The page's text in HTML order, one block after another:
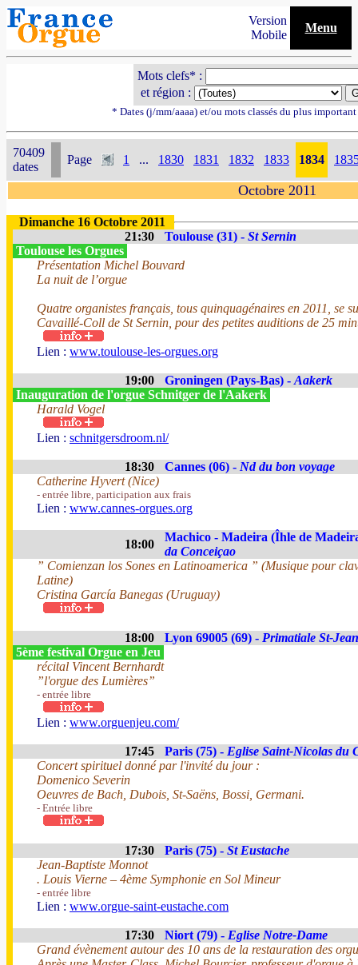
Version
Mobile
Menu
Mots clefs* :
et région :
* Dates (j/mm/aaaa) et/ou mots classés du plus
70409
dates
Page 1 ... 1830 1831 1832 1833 1834
Octobre 2011
Dimanche 16 Octobre 2011
21:30
Toulouse (31) - St Sernin
Toulouse les Orgues
Présentation Michel Bouvard
La nuit de l’orgue
Quatre organistes français, tous quinquagénaires en 2011, se
Cavaillé-Coll de St Sernin, pour des petites auditions de 25
Lien : www.toulouse-les-orgues.org
19:00 Groningen (Pays-Bas) - Aakerk
Inauguration de l'orgue Schnitger de l'Aakerk
Harald Vogel
Lien : schnitgersdroom.nl/
18:30 Cannes (06) - Nd du bon voyage
Catherine Hyvert (Nice)
- entrée libre, participation aux frais
Lien : www.cannes-orgues.org
18:00
Machico - Madeira (Îhle de
da Conceiçao
” Comienzan los Sones en Latinoamerica ” (Musique pour
Latine)
Cristina García Banegas (Uruguay)
18:00 Lyon 69005 (69) - Primatiale St-Jean
5ème festival Orgue en Jeu
récital Vincent Bernhardt
”l'orgue des Lumières”
- entrée libre
Lien : www.orguenjeu.com/
17:45 Paris (75) - Eglise Saint-Nicolas du
Concert spirituel donné par l'invité du jour :
Domenico Severin
Oeuvres de Bach, Dubois, St-Saëns, Bossi, Germani.
- Entrée libre
17:30 Paris (75) - St Eustache
Jean-Baptiste Monnot
. Louis Vierne – 4ème Symphonie en Sol Mineur
- entrée libre
Lien : www.orgue-saint-eustache.com
17:30 Niort (79) - Eglise Notre-Dame
Grand évènement autour des 10 ans de la restauration des